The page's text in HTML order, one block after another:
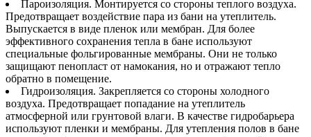
Пароизоляция. Монтируется со стороны теплого воздуха.
Предотвращает воздействие пара из бани на утеплитель.
Выпускается в виде пленок или мембран. Для более
эффективного сохранения тепла в бане используют
специальные фольгированные мембраны. Они не только
защищают пенопласт от намокания, но и отражают тепло
обратно в помещение.
Гидроизоляция. Закрепляется со стороны холодного
воздуха. Предотвращает попадание на утеплитель
атмосферной или грунтовой влаги. В качестве гидробарьера
используют пленки и мембраны. Для утепления полов в бане